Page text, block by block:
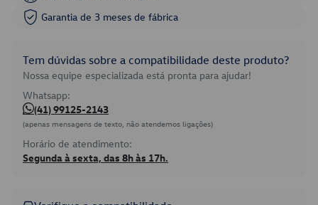
Garantia de 3 meses de fábrica
Tem dúvidas sobre a compatibilidade deste produto?
Nossa equipe especializada está pronta para ajudar!
Whatsapp:
(41) 99125-2143
(apenas mensagens de texto, não atendemos ligações)
Horário de atendimento:
Segunda à sexta, das 8h às 17h.